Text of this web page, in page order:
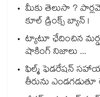
మీకు తెలుసా ?
కూల్ డ్రింక్స్ బ్యాన్ !
ట్యాటూ ఛేదించిన
షాకింగ్ నిజాలు ...
ఫిల్మ్ ఫెడరేషన్
తీరును